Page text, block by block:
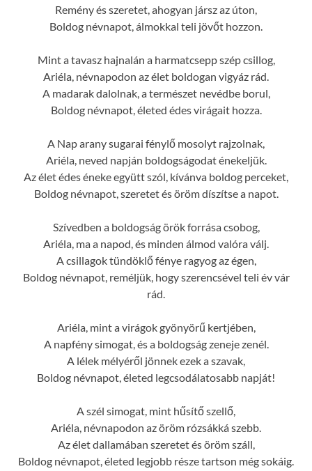
Remény és szeretet, ahogyan jársz az úton,
Boldog névnapot, álmokkal teli jövőt hozzon.
Mint a tavasz hajnalán a harmatcsepp szép csillog,
Ariéla, névnapodon az élet boldogan vigyáz rád.
A madarak dalolnak, a természet nevédbe borul,
Boldog névnapot, életed édes virágait hozza.
A Nap arany sugarai fénylő mosolyt rajzolnak,
Ariéla, neved napján boldogságodat énekeljük.
Az élet édes éneke együtt szól, kívánva boldog perceket,
Boldog névnapot, szeretet és öröm díszítse a napot.
Szívedben a boldogság örök forrása csobog,
Ariéla, ma a napod, és minden álmod valóra válj.
A csillagok tündöklő fénye ragyog az égen,
Boldog névnapot, reméljük, hogy szerencsével teli év vár
rád.
Ariéla, mint a virágok gyönyörű kertjében,
A napfény simogat, és a boldogság zeneje zenél.
A lélek mélyéről jönnek ezek a szavak,
Boldog névnapot, életed legcsodálatosabb napját!
A szél simogat, mint hűsítő szellő,
Ariéla, névnapodon az öröm rózsákká szebb.
Az élet dallamában szeretet és öröm száll,
Boldog névnapot, életed legjobb része tartson még sokáig.